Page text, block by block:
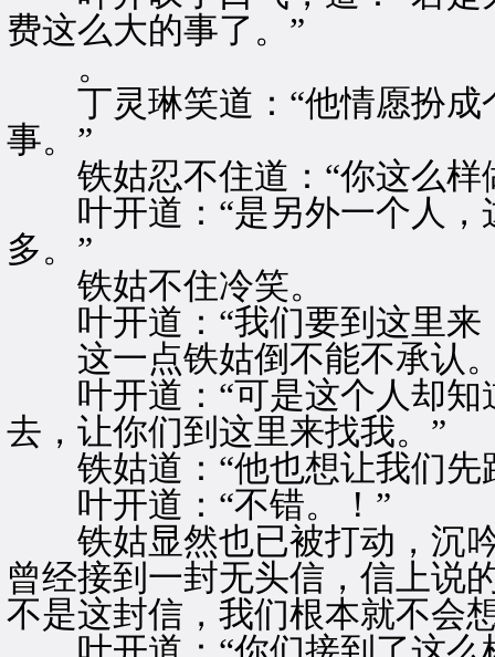
费这么大的事了。”
。
丁灵琳笑道：“他情愿扮成
事。”
铁姑忍不住道：“你这么样
叶开道：“是另外一个人，
多。”
铁姑不住冷笑。
叶开道：“我们要到这里来
这一点铁姑倒不能不承认
叶开道：“可是这个人却知
去，让你们到这里来找我。”
铁姑道：“他也想让我们先
叶开道：“不错。！”
铁姑显然也已被打动，沉吟
曾经接到一封无头信，信上说
不是这封信，我们根本就不会